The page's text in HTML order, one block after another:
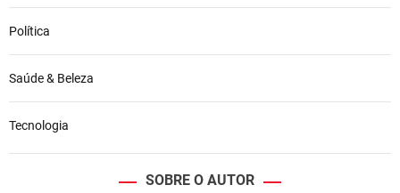
Política
Saúde & Beleza
Tecnologia
SOBRE O AUTOR